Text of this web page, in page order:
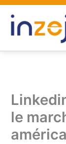
Aller
contenu
le